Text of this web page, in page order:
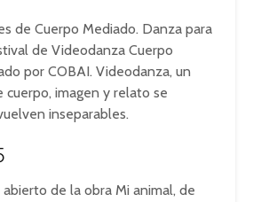
de Cuerpo Mediado. Danza para
de Videodanza Cuerpo
por COBAI. Videodanza, un
cuerpo, imagen y relato se
inseparables.
de la obra Mi animal, de